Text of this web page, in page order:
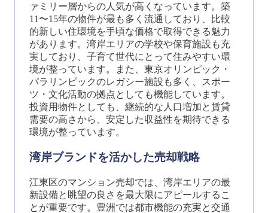
ァミリー層からの人気が高くなっています。築
11〜15年の物件が最も多く流通しており、比較
的新しい住環境を手頃な価格で取得できる魅力
があります。湾岸エリアの学校や保育施設も充
実しており、子育て世代にとって住みやすい環
境が整っています。また、東京オリンピック・
パラリンピックのレガシー施設も多く、スポー
ツ・文化活動の拠点としても機能しています。
投資用物件としても、継続的な人口増加と賃貸
需要の高さから、安定した収益性を期待できる
環境が整っています。
湾岸ブランドを活かした売却戦略
江東区のマンション売却では、湾岸エリアの最
新設備と眺望の良さを最大限にアピールするこ
とが重要です。豊洲では都市機能の充実と交通